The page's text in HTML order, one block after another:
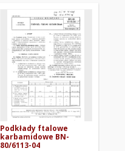
Podkłady ftalowe
karbamidowe BN-
80/6113-04